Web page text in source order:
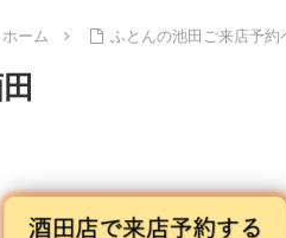
ホーム ふとんの池田ご来店予約